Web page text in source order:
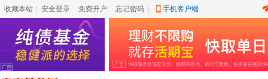
收藏本站 安全登录 免费开户 忘记密码 手机客户端